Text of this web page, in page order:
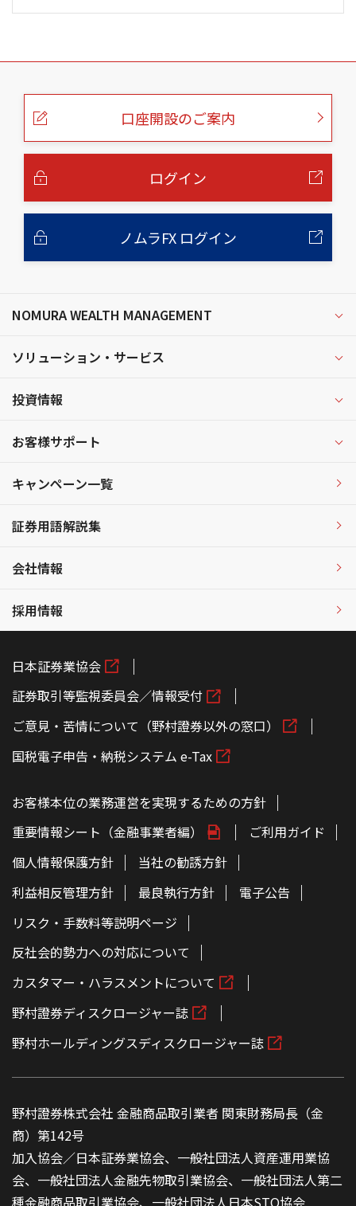
こ
口座開設のご案内
ログイン
ノムラFX ログイン
NOMURA WEALTH MANAGEMENT
ソリューション・サービス
投資情報
お客様サポート
キャンペーン一覧
証券用語解説集
会社情報
採用情報
日本証券業協会
証券取引等監視委員会／情報受付
ご意見・苦情について（野村證券以外の窓口）
国税電子申告・納税システム e-Tax
お客様本位の業務運営を実現するための方針
重要情報シート（金融事業者編）
ご利用ガイド
個人情報保護方針
当社の勧誘方針
利益相反管理方針
最良執行方針
電子公告
リスク・手数料等説明ページ
反社会的勢力への対応について
カスタマー・ハラスメントについて
野村證券ディスクロージャー誌
野村ホールディングスディスクロージャー誌
野村證券株式会社 金融商品取引業者 関東財務局長（金
商）第142号
加入協会／日本証券業協会、一般社団法人資産運用業協
会、一般社団法人金融先物取引業協会、一般社団法人第二